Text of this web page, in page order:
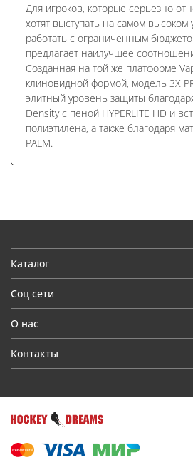
Для игроков, которые серьезно
хотят выступать на самом
работать с ограниченным
предлагает наилучшее
Созданная на той же платформе
клиновидной формой, модель 3X
элитный уровень защиты
Density с пеной HYPERLITE HD и
полиэтилена, а также благодаря
PALM.
Каталог
Соц сети
О нас
Контакты